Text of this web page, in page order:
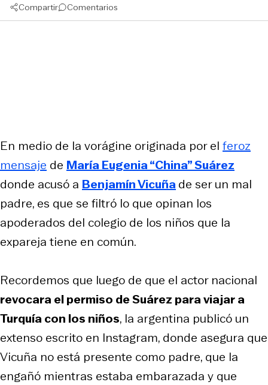
Compartir Comentarios
En medio de la vorágine originada por el feroz
mensaje de María Eugenia “China” Suárez
donde acusó a Benjamín Vicuñade ser un mal
padre, es que se filtró lo que opinan los
apoderados del colegio de los niños que la
expareja tiene en común.
Recordemos que luego de que el actor nacional
revocara el permiso de Suárez para viajar a
Turquía con los niños, la argentina publicó un
extenso escrito en Instagram, donde asegura que
Vicuña no está presente como padre, que la
engañó mientras estaba embarazada y que